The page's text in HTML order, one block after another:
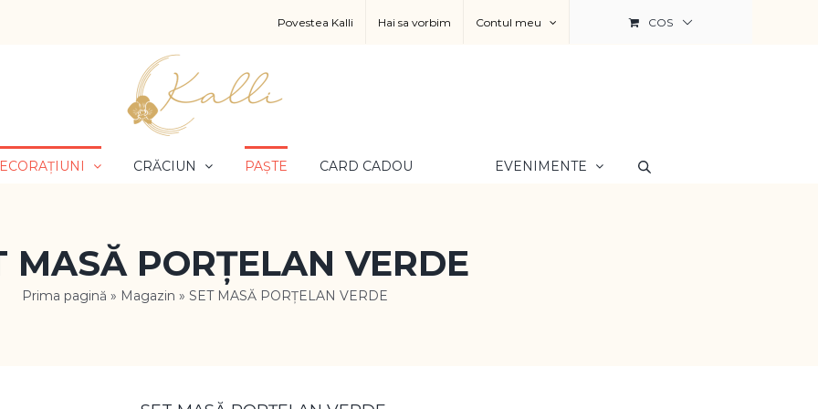
Povestea Kalli Hai sa vorbim Contul meu COS
CRĂCIUN PAȘTE CARD CADOU EVENIMENTE
MASĂ PORȚELAN VERDE
Prima pagină » Magazin » SET MASĂ PORȚELAN VERDE